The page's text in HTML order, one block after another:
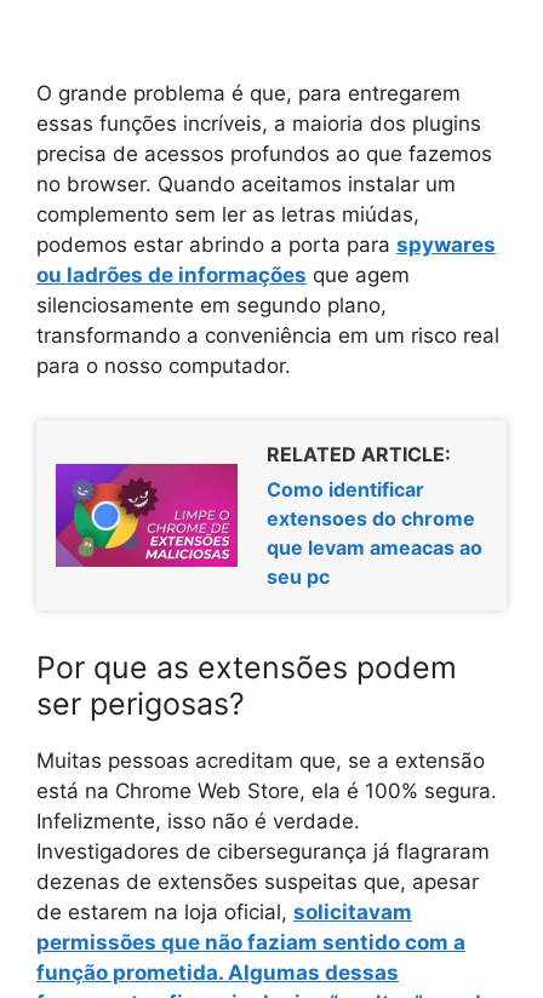
O grande problema é que, para entregarem
essas funções incríveis, a maioria dos plugins
precisa de acessos profundos ao que fazemos
no browser. Quando aceitamos instalar um
complemento sem ler as letras miúdas,
podemos estar abrindo a porta para spywares
ou ladrões de informações que agem
silenciosamente em segundo plano,
transformando a conveniência em um risco real
para o nosso computador.
RELATED ARTICLE:
Como identificar
extensoes do chrome
que levam ameacas ao
seu pc
Por que as extensões podem
ser perigosas?
Muitas pessoas acreditam que, se a extensão
está na Chrome Web Store, ela é 100% segura.
Infelizmente, isso não é verdade.
Investigadores de cibersegurança já flagraram
dezenas de extensões suspeitas que, apesar
de estarem na loja oficial, solicitavam
permissões que não faziam sentido com a
função prometida. Algumas dessas